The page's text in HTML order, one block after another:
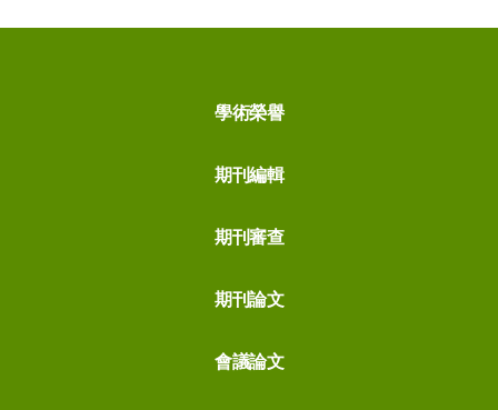
學術榮譽
期刊編輯
期刊審查
期刊論文
會議論文